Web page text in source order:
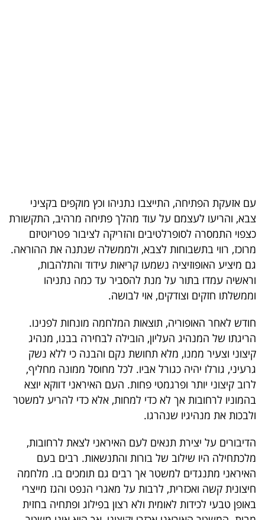
פודקאסט
40
UNDER
40
פעולה
דרושים
ניוזלטרים
מייל
אדום
עם אזעקת הפתיחה, התייצבו נתניהו וכץ מוקפים בקציני
צבא, והריעו לעצמם על עוד מהלך פתיחה מרהיב, התקשורת
כצפוי התמסרה לסופרלטיבים והזריקה לציבור פטריוטיזם
מרוכז, רווי בתשבוחות לצבא, ולממשלה שנתנה את ההוראה.
גם מיציע האופוזיציה נשמעו קריאות עידוד והתלהבות,
וראשיה עמדו בתור על מנת להסביר עד כמה נתניהו
וממשלתו חזקים וצודקים, אוי לבושה.
חודש לאחר האופוריה, תוצאות המלחמה מונחות לפנינו.
הריגתו של המנהיג העליון, הובילה לבחירה בבנו, מנהיג
קיצוני וצעיר ממנו, מלא תחושת נקם והבנה כי ללא נשק
גרעיני, גורלו יהיה כגורל אביו. לכל מחוסל ממונה מחליף,
לרוב קיצוני יותר ופרגמטי פחות. העם האיראני דווקא יוצא
בהמוניו לרחובות אך לא כדי למחות, אלא כדי להריע למשטר
ולבכות את מנהיגיו שנהרגו.
הדיבורים על יצירת תנאים לעם האיראני לצאת לרחובות,
מלכתחילה היו שילוב של בורות והתנשאות. רבים בעם
האיראני מתנגדים למשטר אך רבים גם תומכים בו. מלחמה
חיצונית קשה ואכזרית, לרבות על מאגרי הנפט והגז מייצרי
באופן טבעי לכידות לאומית ולא רצון בפילוג ופתחיה בחזית